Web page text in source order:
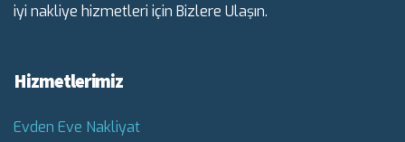
iyi nakliye hizmetleri için Bizlere Ulaşın.
Hizmetlerimiz
Evden Eve Nakliyat